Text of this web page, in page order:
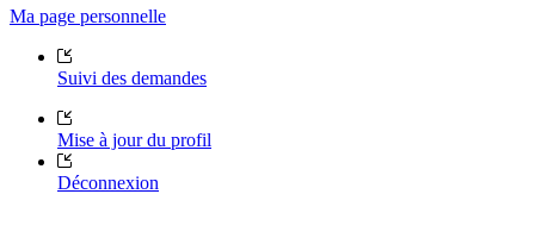
Ma page personnelle
Suivi des demandes
Mise à jour du profil
Déconnexion